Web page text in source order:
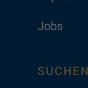
Jobs
SUCHEN